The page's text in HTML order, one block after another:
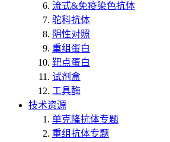
流式&免疫染色抗体
驼科抗体
阴性对照
重组蛋白
靶点蛋白
试剂盒
工具酶
技术资源
单克隆抗体专题
重组抗体专题